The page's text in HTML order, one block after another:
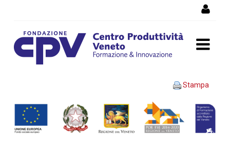
VALORIZZARE LE RISORSE
AZIENDALI NEL
CAMBIAMENTO.
Stampa